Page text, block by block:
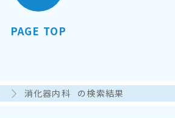
PAGE TOP
消化器内科 の検索結果